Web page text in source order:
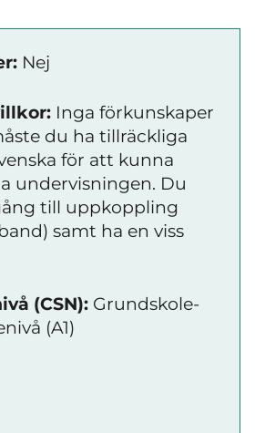
Nej
Inga förkunskaper
du ha tillräckliga
för att kunna
undervisningen. Du
till uppkoppling
samt ha en viss
(CSN): Grundskole-
(A1)